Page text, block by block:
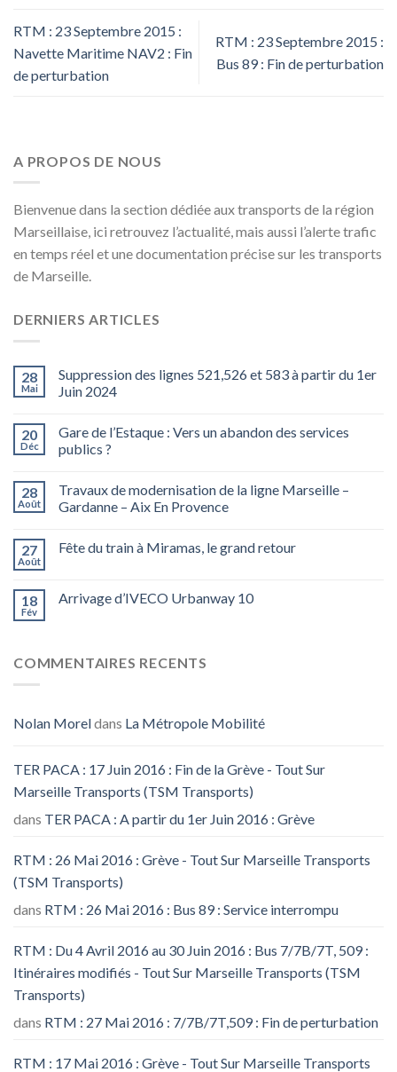
RTM : 23 Septembre 2015 :
Navette Maritime NAV2 : Fin
de perturbation
RTM : 23 Septembre 2015 :
Bus 89 : Fin de perturbation
A PROPOS DE NOUS
Bienvenue dans la section dédiée aux transports de la région
Marseillaise, ici retrouvez l’actualité, mais aussi l’alerte trafic
en temps réel et une documentation précise sur les transports
de Marseille.
DERNIERS ARTICLES
28
Mai
Suppression des lignes 521,526 et 583 à partir du 1er
Juin 2024
20
Déc
Gare de l’Estaque : Vers un abandon des services
publics ?
28
Août
Travaux de modernisation de la ligne Marseille –
Gardanne – Aix En Provence
27
Août
Fête du train à Miramas, le grand retour
18
Fév
Arrivage d’IVECO Urbanway 10
COMMENTAIRES RECENTS
Nolan Moreldans La Métropole Mobilité
TER PACA : 17 Juin 2016 : Fin de la Grève - Tout Sur
Marseille Transports (TSM Transports)
dans TER PACA : A partir du 1er Juin 2016 : Grève
RTM : 26 Mai 2016 : Grève - Tout Sur Marseille Transports
(TSM Transports)
dans RTM : 26 Mai 2016 : Bus 89 : Service interrompu
RTM : Du 4 Avril 2016 au 30 Juin 2016 : Bus 7/7B/7T, 509 :
Itinéraires modifiés - Tout Sur Marseille Transports (TSM
Transports)
dans RTM : 27 Mai 2016 : 7/7B/7T,509 : Fin de perturbation
RTM : 17 Mai 2016 : Grève - Tout Sur Marseille Transports